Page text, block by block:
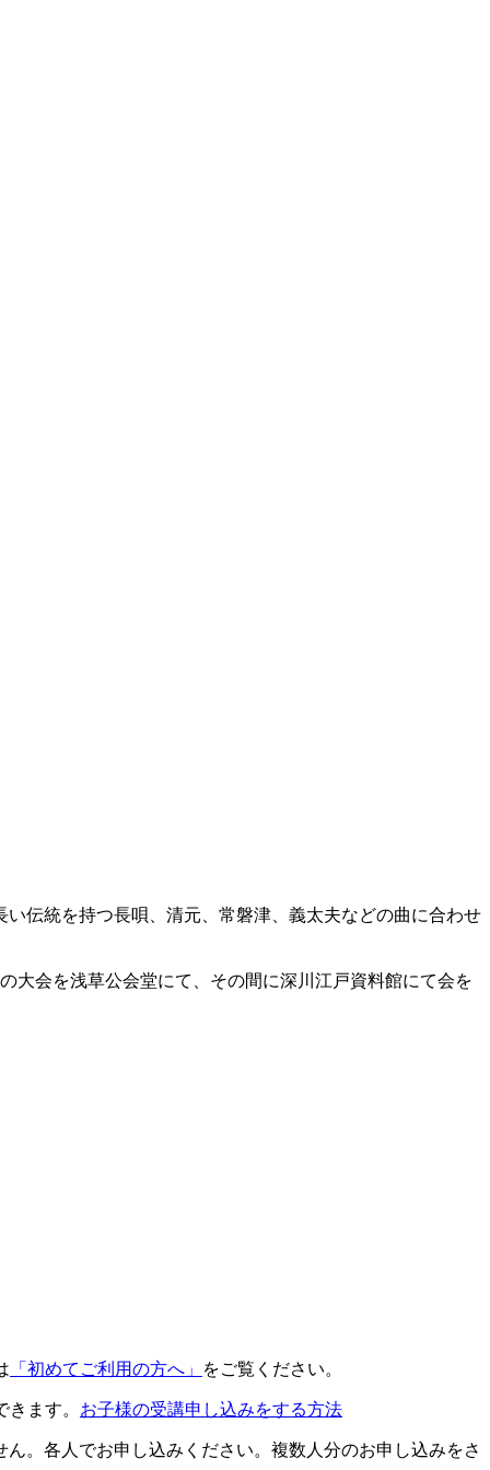
伝統を持つ長唄、清元、常磐津、義太夫などの曲に合わせ
大会を浅草公会堂にて、その間に深川江戸資料館にて会を
「初めてご利用の方へ」 をご覧ください。
ます。 お子様の受講申し込みをする方法
。各人でお申し込みください。複数人分のお申し込みをさ